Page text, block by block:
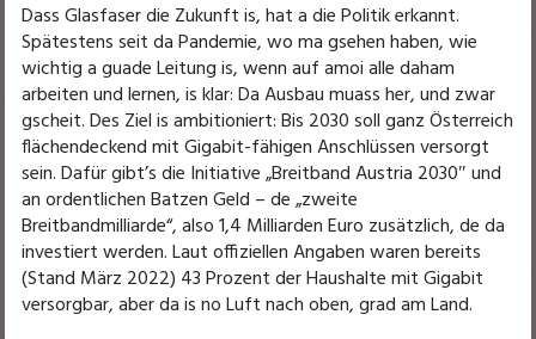
Dass Glasfaser die Zukunft is, hat a die Politik erkannt.
Spätestens seit da Pandemie, wo ma gsehen haben, wie
wichtig a guade Leitung is, wenn auf amoi alle daham
arbeiten und lernen, is klar: Da Ausbau muass her, und zwar
gscheit. Des Ziel is ambitioniert: Bis 2030 soll ganz Österreich
flächendeckend mit Gigabit-fähigen Anschlüssen versorgt
sein. Dafür gibt’s die Initiative „Breitband Austria 2030″ und
an ordentlichen Batzen Geld – de „zweite
Breitbandmilliarde“, also 1,4 Milliarden Euro zusätzlich, de da
investiert werden. Laut offiziellen Angaben waren bereits
(Stand März 2022) 43 Prozent der Haushalte mit Gigabit
versorgbar, aber da is no Luft nach oben, grad am Land.